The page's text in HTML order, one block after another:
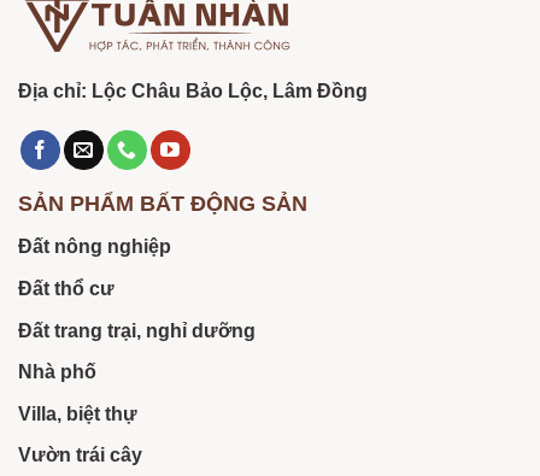
Địa chỉ: Lộc Châu Bảo Lộc, Lâm Đồng
SẢN PHẨM BẤT ĐỘNG SẢN
Đất nông nghiệp
Đất thổ cư
Đất trang trại, nghỉ dưỡng
Nhà phố
Villa, biệt thự
Vườn trái cây